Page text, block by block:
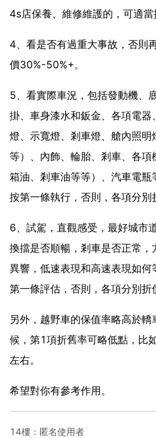
4s店保養、維修維護的，可適當
4、看是否有過重大事故，否則
價30%-50%+。
5、看實際車況，包括發動機、
掛、車身漆水和鈑金、各項電器
燈、示寬燈、剎車燈、艙內照明
等）、內飾、輪胎、剎車、各項
箱油、剎車油等等）、汽車電瓶
按第一條執行，否則，各項分別
6、試駕，直觀感受，最好城市
換擋是否順暢，剎車是否正常
異響，低速表現和高速表現如
第一條評估，否則，各項分別折
另外，越野車的保值率略高於
候，第1項折舊率可略低點，比
左右。
希望對你有參考作用。
14樓：匿名使用者